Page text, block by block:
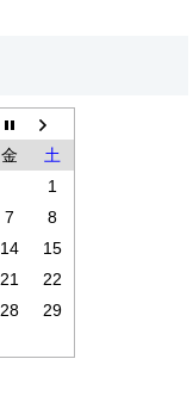
金
土
1
7
8
14
15
21
22
28
29